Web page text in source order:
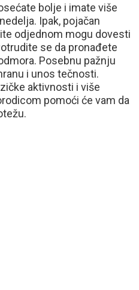
bolje i imate više
Ipak, pojačan
odjednom mogu dovesti
se da pronađete
Posebnu pažnju
i unos tečnosti.
aktivnosti i više
pomoći će vam da